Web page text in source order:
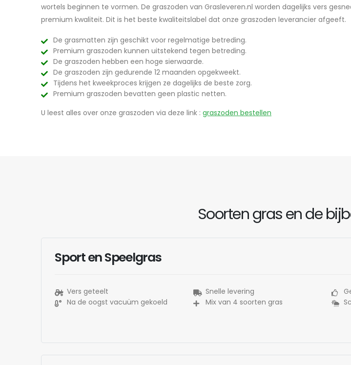
wortels beginnen te vormen. De graszoden van Grasleveren.nl worden dagelijks vers
premium kwaliteit. Dit is het beste kwaliteitslabel dat onze graszoden leverancier afgeeft.
De grasmatten zijn geschikt voor regelmatige betreding.
Premium graszoden kunnen uitstekend tegen betreding.
De graszoden hebben een hoge sierwaarde.
De graszoden zijn gedurende 12 maanden opgekweekt.
Tijdens het kweekproces krijgen ze dagelijks de beste zorg.
Premium graszoden bevatten geen plastic netten.
U leest alles over onze graszoden via deze link : graszoden bestellen
Soorten gras en de
Sport en Speelgras
Vers geteelt
Na de oogst vacuüm gekoeld
Snelle levering
Mix van 4 soorten gras